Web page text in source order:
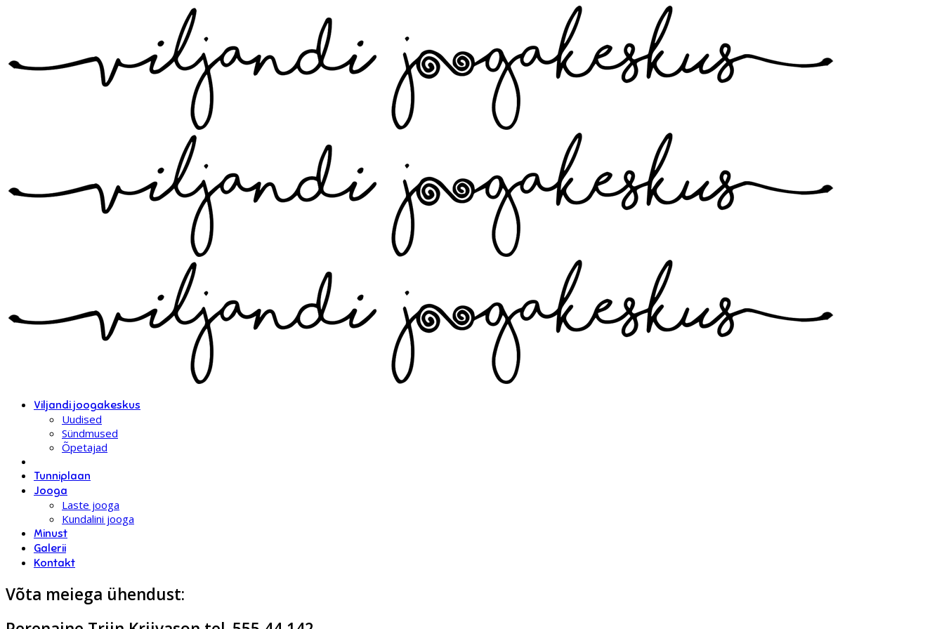
Viljandi joogakeskus
Uudised
Sündmused
Õpetajad
Tunniplaan
Jooga
Laste jooga
Kundalini jooga
Minust
Galerii
Kontakt
Võta meiega ühendust: